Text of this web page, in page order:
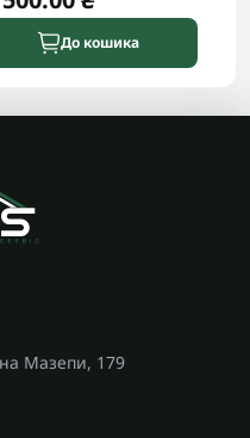
До кошика
Мазепи, 179